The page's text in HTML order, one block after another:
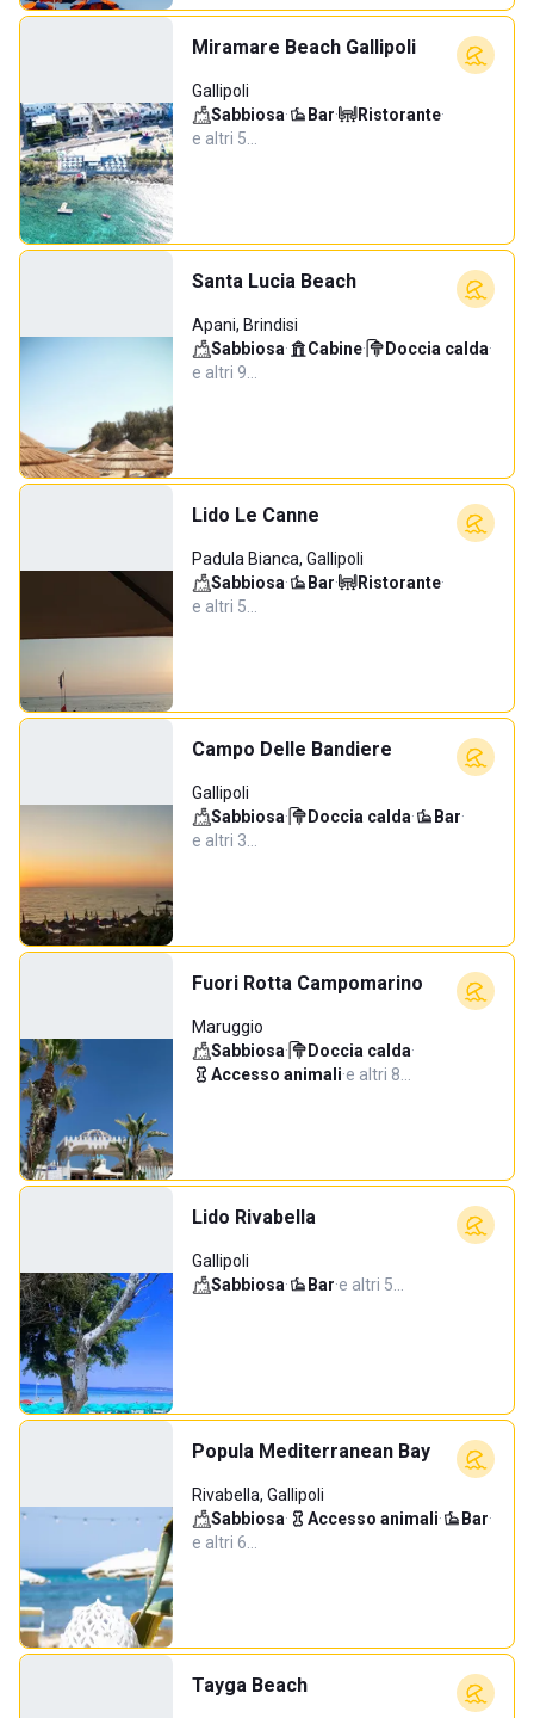
Miramare Beach Gallipoli
Gallipoli
Sabbiosa· Bar· Ristorante·
e altri 5…
Santa Lucia Beach
Apani, Brindisi
Sabbiosa· Cabine· Doccia calda·
e altri 9…
Lido Le Canne
Padula Bianca, Gallipoli
Sabbiosa· Bar· Ristorante·
e altri 5…
Campo Delle Bandiere
Gallipoli
Sabbiosa· Doccia calda· Bar·
e altri 3…
Fuori Rotta Campomarino
Maruggio
Sabbiosa· Doccia calda·
Accesso animali·e altri 8…
Lido Rivabella
Gallipoli
Sabbiosa· Bar·e altri 5…
Popula Mediterranean Bay
Rivabella, Gallipoli
Sabbiosa· Accesso animali· Bar·
e altri 6…
Tayga Beach